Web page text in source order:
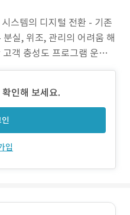
스템의 디지털 전환 - 기존
실, 위조, 관리의 어려움 해
객 충성도 프로그램 운영 -
스탬프 10개 = 무료 승선권
환 - 실시간 고객 현황
인해 보세요.
입